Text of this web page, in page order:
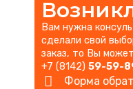
Вам нужна
сделали свой
заказ, то Вы
+7 (8142) 59-59-
Форма